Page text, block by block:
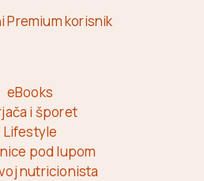
Premium korisnik
eBooks
i šporet
Lifestyle
pod lupom
nutricionista